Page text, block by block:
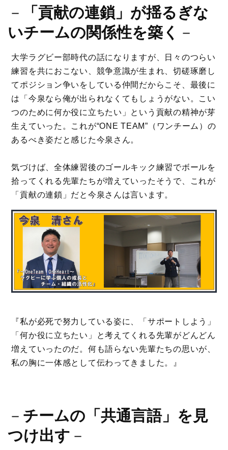
－
「貢献の連鎖」が揺るぎな
いチームの関係性を築く －
大学ラグビー部時代の話になりますが、日々のつらい
練習を共におこない、競争意識が生まれ、切磋琢磨し
てポジション争いをしている仲間だからこそ、最後に
は「今泉なら俺が出られなくてもしょうがない。こい
つのために何か役に立ちたい」という貢献の精神が芽
生えていった。これが“ONE TEAM”（ワンチーム）の
あるべき姿だと感じた今泉さん。
気づけば、全体練習後のゴールキック練習でボールを
拾ってくれる先輩たちが増えていったそうで、これが
「貢献の連鎖」だと今泉さんは言います。
『私が必死で努力している姿に、「サポートしよう」
「何か役に立ちたい」と考えてくれる先輩がどんどん
増えていったのだ。何も語らない先輩たちの思いが、
私の胸に一体感として伝わってきました。』
－ チームの「共通言語」を見
つけ出す －